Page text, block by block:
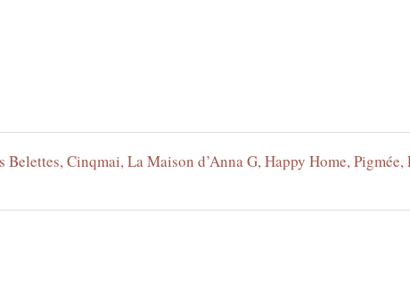
Belettes, Cinqmai, La Maison d’Anna G, Happy Home,